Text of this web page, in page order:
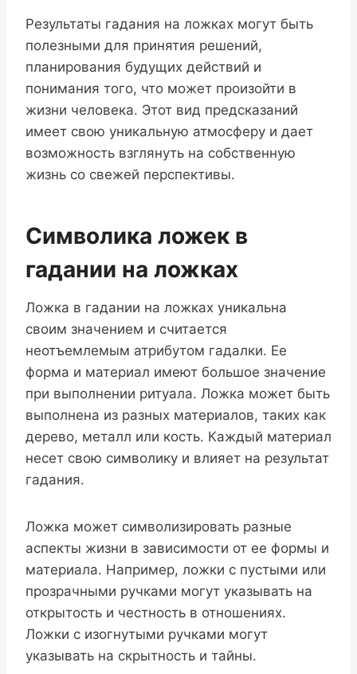
Результаты гадания на ложках могут быть
полезными для принятия решений,
планирования будущих действий и
понимания того, что может произойти в
жизни человека. Этот вид предсказаний
имеет свою уникальную атмосферу и дает
возможность взглянуть на собственную
жизнь со свежей перспективы.
Символика ложек в
гадании на ложках
Ложка в гадании на ложках уникальна
своим значением и считается
неотъемлемым атрибутом гадалки. Ее
форма и материал имеют большое значение
при выполнении ритуала. Ложка может быть
выполнена из разных материалов, таких как
дерево, металл или кость. Каждый материал
несет свою символику и влияет на результат
гадания.
Ложка может символизировать разные
аспекты жизни в зависимости от ее формы и
материала. Например, ложки с пустыми или
прозрачными ручками могут указывать на
открытость и честность в отношениях.
Ложки с изогнутыми ручками могут
указывать на скрытность и тайны.